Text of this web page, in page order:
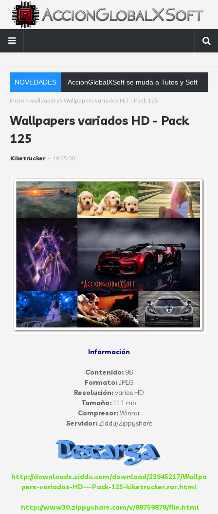
NOVEDADES Mozilla Firefox 137.0.2 en es
Inicio wallpapers Wallpapers variados HD - Pack 125
Wallpapers variados HD - Pack
125
Kiketrucker - 19:55:00
Información
Contenido: 96
Formato:JPEG
Resolución:varias HD
Tamaño: 111 mb
Compresor:Winrar
Servidor:Ziddu/Zippyshare
http://downloads.ziddu.com/download/23945217/Wallpa
pers-variados-HD---Pack-125-kiketrucker.rar.html
http://www30.zippyshare.com/v/89759878/file.html